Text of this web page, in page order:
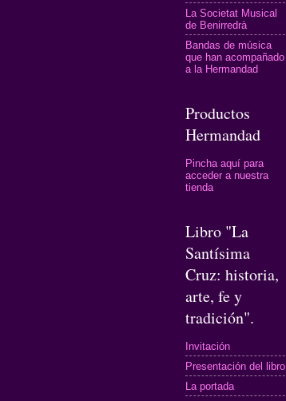
La Societat Musical
de Benirredrà
Bandas de música
que han acompañado
a la Hermandad
Productos
Hermandad
Pincha aquí para
acceder a nuestra
tienda
Libro "La
Santísima
Cruz: historia,
arte, fe y
tradición".
Invitación
Presentación del libro
La portada